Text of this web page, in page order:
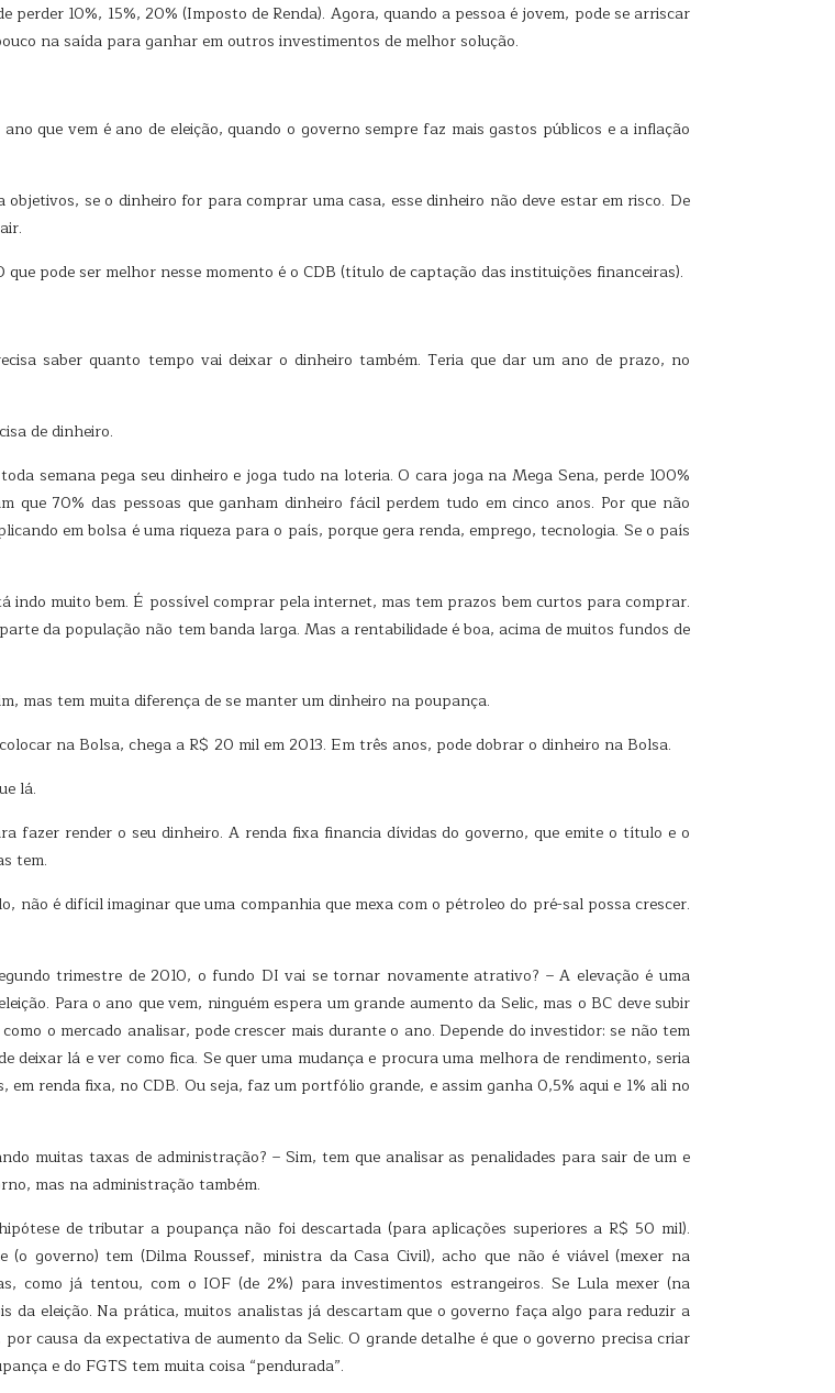
10%, 15%, 20% (Imposto de Renda). Agora, quando a pessoa é jovem, pode se arriscar
na saída para ganhar em outros investimentos de melhor solução.
que vem é ano de eleição, quando o governo sempre faz mais gastos públicos e a inflação
se o dinheiro for para comprar uma casa, esse dinheiro não deve estar em risco. De
pode ser melhor nesse momento é o CDB (título de captação das instituições financeiras).
saber quanto tempo vai deixar o dinheiro também. Teria que dar um ano de prazo, no
de dinheiro.
semana pega seu dinheiro e joga tudo na loteria. O cara joga na Mega Sena, perde 100%
que 70% das pessoas que ganham dinheiro fácil perdem tudo em cinco anos. Por que não
em bolsa é uma riqueza para o país, porque gera renda, emprego, tecnologia. Se o país
indo muito bem. É possível comprar pela internet, mas tem prazos bem curtos para comprar.
da população não tem banda larga. Mas a rentabilidade é boa, acima de muitos fundos de
mas tem muita diferença de se manter um dinheiro na poupança.
na Bolsa, chega a R$ 20 mil em 2013. Em três anos, pode dobrar o dinheiro na Bolsa.
lá.
fazer render o seu dinheiro. A renda fixa financia dívidas do governo, que emite o título e o
tem.
não é difícil imaginar que uma companhia que mexa com o pétroleo do pré-sal possa crescer.
trimestre de 2010, o fundo DI vai se tornar novamente atrativo? – A elevação é uma
Para o ano que vem, ninguém espera um grande aumento da Selic, mas o BC deve subir
o mercado analisar, pode crescer mais durante o ano. Depende do investidor: se não tem
lá e ver como fica. Se quer uma mudança e procura uma melhora de rendimento, seria
renda fixa, no CDB. Ou seja, faz um portfólio grande, e assim ganha 0,5% aqui e 1% ali no
muitas taxas de administração? – Sim, tem que analisar as penalidades para sair de um e
mas na administração também.
de tributar a poupança não foi descartada (para aplicações superiores a R$ 50 mil).
governo) tem (Dilma Roussef, ministra da Casa Civil), acho que não é viável (mexer na
como já tentou, com o IOF (de 2%) para investimentos estrangeiros. Se Lula mexer (na
da eleição. Na prática, muitos analistas já descartam que o governo faça algo para reduzir a
causa da expectativa de aumento da Selic. O grande detalhe é que o governo precisa criar
e do FGTS tem muita coisa “pendurada”.